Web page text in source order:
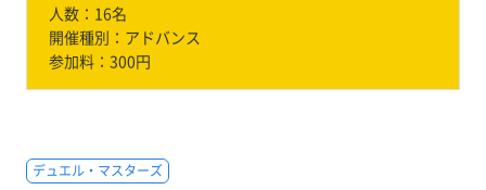
人数： 16名
開催種別： アドバンス
参加料： 300円
デュエル・マスターズ